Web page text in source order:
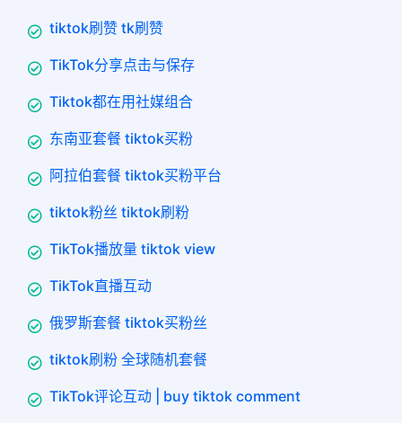
tiktok刷赞 tk刷赞
TikTok分享点击与保存
Tiktok都在用社媒组合
东南亚套餐 tiktok买粉
阿拉伯套餐 tiktok买粉平台
tiktok粉丝 tiktok刷粉
TikTok播放量 tiktok view
TikTok直播互动
俄罗斯套餐 tiktok买粉丝
tiktok刷粉 全球随机套餐
TikTok评论互动 | buy tiktok comment